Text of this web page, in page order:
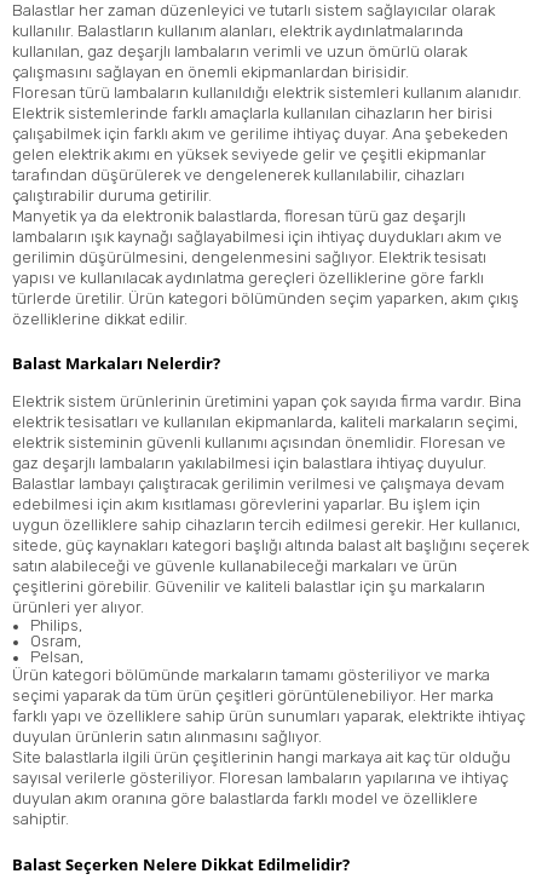
Balastlar her zaman düzenleyici ve tutarlı sistem sağlayıcılar olarak
kullanılır. Balastların kullanım alanları, elektrik aydınlatmalarında
kullanılan, gaz deşarjlı lambaların verimli ve uzun ömürlü olarak
çalışmasını sağlayan en önemli ekipmanlardan birisidir.
Floresan türü lambaların kullanıldığı elektrik sistemleri kullanım alanıdır.
Elektrik sistemlerinde farklı amaçlarla kullanılan cihazların her birisi
çalışabilmek için farklı akım ve gerilime ihtiyaç duyar. Ana şebekeden
gelen elektrik akımı en yüksek seviyede gelir ve çeşitli ekipmanlar
tarafından düşürülerek ve dengelenerek kullanılabilir, cihazları
çalıştırabilir duruma getirilir.
Manyetik ya da elektronik balastlarda, floresan türü gaz deşarjlı
lambaların ışık kaynağı sağlayabilmesi için ihtiyaç duydukları akım ve
gerilimin düşürülmesini, dengelenmesini sağlıyor. Elektrik tesisatı
yapısı ve kullanılacak aydınlatma gereçleri özelliklerine göre farklı
türlerde üretilir. Ürün kategori bölümünden seçim yaparken, akım çıkış
özelliklerine dikkat edilir.
Balast Markaları Nelerdir?
Elektrik sistem ürünlerinin üretimini yapan çok sayıda firma vardır. Bina
elektrik tesisatları ve kullanılan ekipmanlarda, kaliteli markaların seçimi,
elektrik sisteminin güvenli kullanımı açısından önemlidir. Floresan ve
gaz deşarjlı lambaların yakılabilmesi için balastlara ihtiyaç duyulur.
Balastlar lambayı çalıştıracak gerilimin verilmesi ve çalışmaya devam
edebilmesi için akım kısıtlaması görevlerini yaparlar. Bu işlem için
uygun özelliklere sahip cihazların tercih edilmesi gerekir. Her kullanıcı,
sitede, güç kaynakları kategori başlığı altında balast alt başlığını seçerek
satın alabileceği ve güvenle kullanabileceği markaları ve ürün
çeşitlerini görebilir. Güvenilir ve kaliteli balastlar için şu markaların
ürünleri yer alıyor.
Philips,
Osram,
Pelsan,
Ürün kategori bölümünde markaların tamamı gösteriliyor ve marka
seçimi yaparak da tüm ürün çeşitleri görüntülenebiliyor. Her marka
farklı yapı ve özelliklere sahip ürün sunumları yaparak, elektrikte ihtiyaç
duyulan ürünlerin satın alınmasını sağlıyor.
Site balastlarla ilgili ürün çeşitlerinin hangi markaya ait kaç tür olduğu
sayısal verilerle gösteriliyor. Floresan lambaların yapılarına ve ihtiyaç
duyulan akım oranına göre balastlarda farklı model ve özelliklere
sahiptir.
Balast Seçerken Nelere Dikkat Edilmelidir?